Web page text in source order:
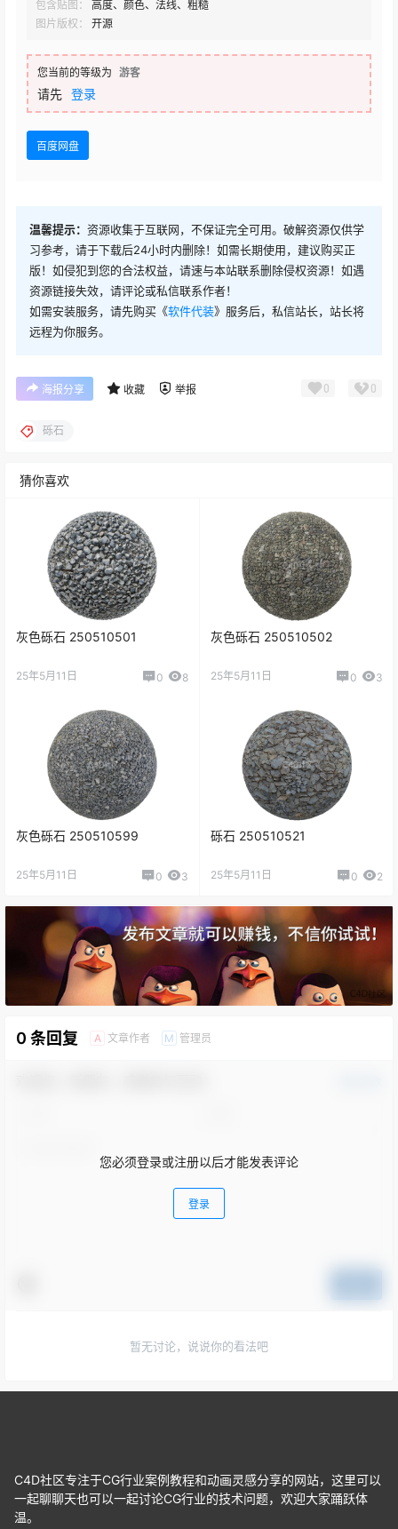
包含贴图：
高度、颜色、法线、粗糙
图片版权：
开源
您当前的等级为 游客
请先 登录
百度网盘
温馨提示： 资源收集于互联网，不保证完全可用。破解资源仅供学
习参考，请于下载后24小时内删除！如需长期使用，建议购买正
版！如侵犯到您的合法权益，请速与本站联系删除侵权资源！如遇
资源链接失效，请评论或私信联系作者！
如需安装服务，请先购买《软件代装》服务后，私信站长，站长将
远程为你服务。
海报分享 收藏 举报 0 0
砾石
猜你喜欢
灰色砾石 250510501
25年5月11日 0 8
灰色砾石 250510502
25年5月11日 0 3
灰色砾石 250510599
25年5月11日 0 3
砾石 250510521
25年5月11日 0 2
0 条回复 A 文章作者 M 管理员
您必须登录或注册以后才能发表评论
登录
暂无讨论，说说你的看法吧
C4D社区专注于CG行业案例教程和动画灵感分享的网站，这里可以
一起聊聊天也可以一起讨论CG行业的技术问题，欢迎大家踊跃体
温。